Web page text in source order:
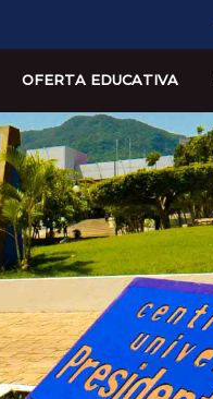
OFERTA EDUCATIVA